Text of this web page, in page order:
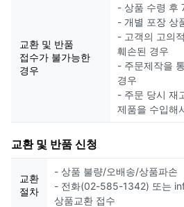
교환 및 반품
접수가 불가능한
경우
- 상품 수령 후
- 개별 포장 상
- 고객의 고의
훼손된 경우
- 주문제작을
경우
- 주문 당시 재
제품을 수입해
교환 및 반품 신청
교환
절차
- 상품 불량/오배송/상품파손
- 전화(02-585-1342) 또는
상품교환 접수